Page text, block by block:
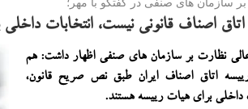
سازمان های صنفی در گفتگو با مهر؛
اصناف قانونی نیست، انتخابات داخلی
نظارت بر سازمان های صنفی اظهار داشت: هم
اتاق اصناف ایران طبق نص صریح قانون،
داخلی برای هیات رییسه هستند.